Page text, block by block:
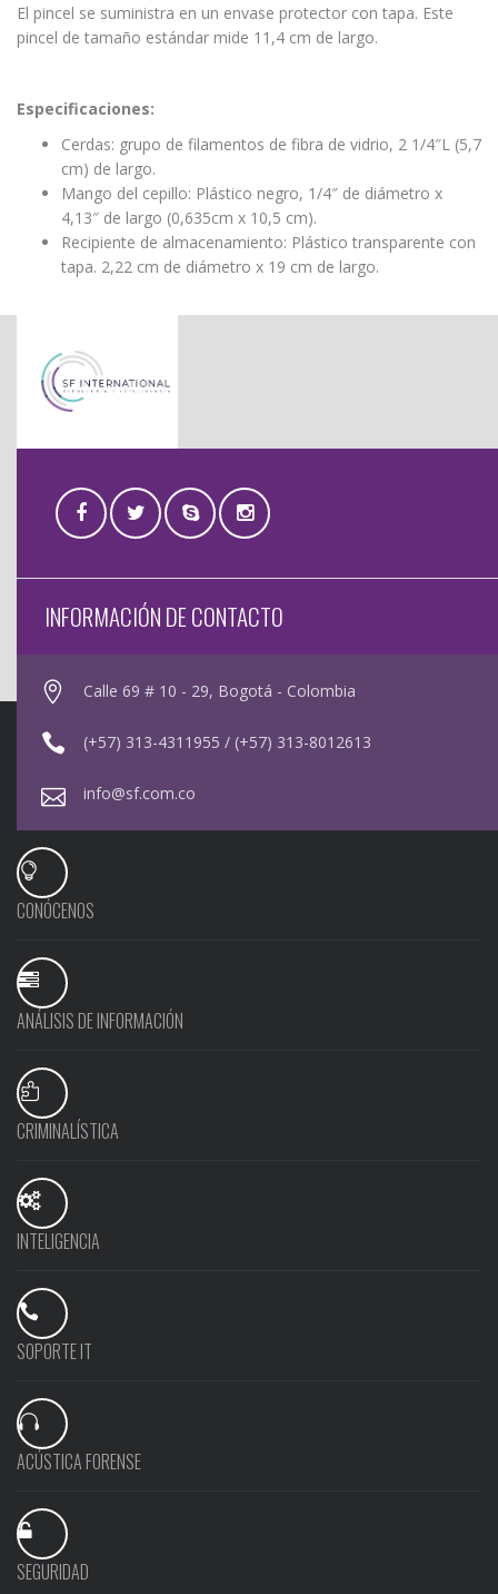
El pincel se suministra en un envase protector con tapa. Este
pincel de tamaño estándar mide 11,4 cm de largo.
Especificaciones:
Cerdas: grupo de filamentos de fibra de vidrio, 2 1/4″L (5,7
cm) de largo.
Mango del cepillo: Plástico negro, 1/4″ de diámetro x
4,13″ de largo (0,635cm x 10,5 cm).
Recipiente de almacenamiento: Plástico transparente con
tapa. 2,22 cm de diámetro x 19 cm de largo.
INFORMACIÓN DE CONTACTO
Calle 69 # 10 - 29, Bogotá - Colombia
(+57) 313-4311955 / (+57) 313-8012613
info@sf.com.co
CONÓCENOS
ANÁLISIS DE INFORMACIÓN
CRIMINALÍSTICA
INTELIGENCIA
SOPORTE IT
ACÚSTICA FORENSE
SEGURIDAD